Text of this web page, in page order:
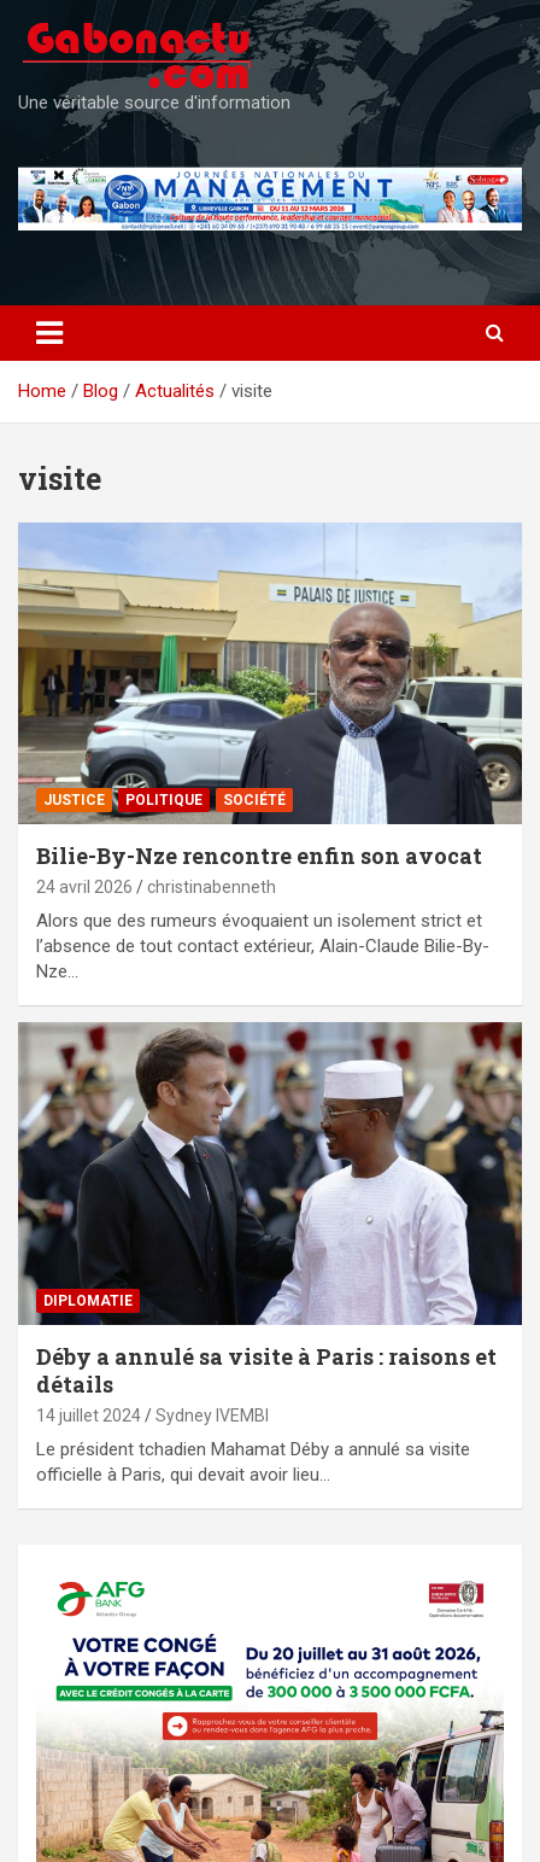
content
Une véritable source d'information
Home Blog Actualités visite
visite
JUSTICE POLITIQUE SOCIÉTÉ
Bilie-By-Nze rencontre enfin son avocat
24 avril 2026 christinabenneth
Alors que des rumeurs évoquaient un isolement strict et
l’absence de tout contact extérieur, Alain-Claude Bilie-By-
Nze…
DIPLOMATIE
Déby a annulé sa visite à Paris : raisons et
détails
14 juillet 2024 Sydney IVEMBI
Le président tchadien Mahamat Déby a annulé sa visite
officielle à Paris, qui devait avoir lieu…